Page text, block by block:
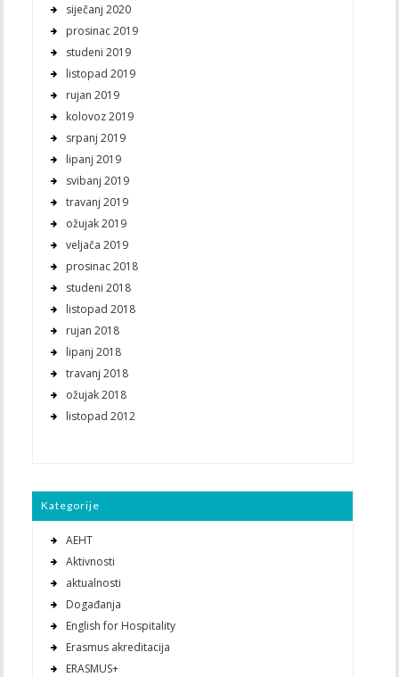
siječanj 2020
prosinac 2019
studeni 2019
listopad 2019
rujan 2019
kolovoz 2019
srpanj 2019
lipanj 2019
svibanj 2019
travanj 2019
ožujak 2019
veljača 2019
prosinac 2018
studeni 2018
listopad 2018
rujan 2018
lipanj 2018
travanj 2018
ožujak 2018
listopad 2012
Kategorije
AEHT
Aktivnosti
aktualnosti
Događanja
English for Hospitality
Erasmus akreditacija
ERASMUS+